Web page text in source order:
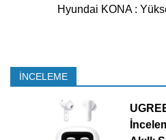
Hyundai KONA :
İNCELEME